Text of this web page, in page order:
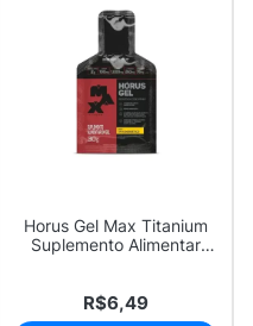
Horus Gel Max Titanium
Suplemento Alimentar
R$6,49